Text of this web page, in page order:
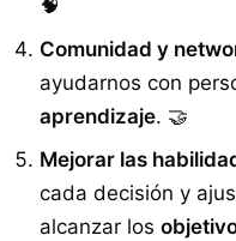
🧠
Comunidad y
ayudarnos con
aprendizaje. 🤝
Mejorar las
cada decisión y
alcanzar los